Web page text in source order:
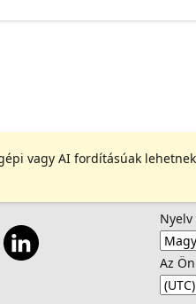
vagy AI fordításúak
Nyelv
Az